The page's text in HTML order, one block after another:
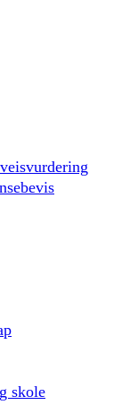
skole